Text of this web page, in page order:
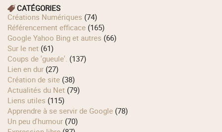
CATÉGORIES
Créations Numériques (74)
Référencement efficace (165)
Google Yahoo Bing et autres (66)
Sur le net (61)
Coups de 'gueule'. (137)
Lien en dur (27)
Création de site (38)
Actualités du Net (79)
Liens utiles (115)
Apprendre à se servir de Google (78)
Un peu d'humour (70)